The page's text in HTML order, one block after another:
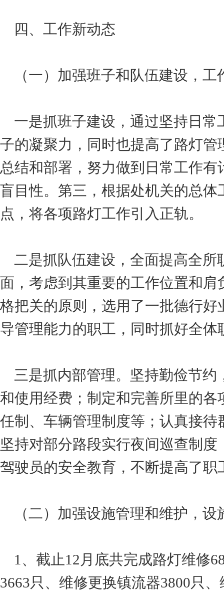
四、工作新动态
（一）加强班子和队伍建设，工
一是抓班子建设，通过坚持日常
子的凝聚力，同时也提高了路灯
总结和部署，努力做到日常工作
盲目性。第三，根据处机关的总
点，将各项路灯工作引入正轨。
二是抓队伍建设，全面提高全所
面，考虑到其重要的工作位置和
格把关的原则，选用了一批德行
导管理能力的职工，同时抓好全体
三是抓内部管理。坚持勤俭节约
和使用经费；制定和完善所里的
任制、车辆管理制度等；认真接
坚持对部分路段实行夜间巡查制
驾驶员的安全教育，不断提高了
（二）加强设施管理和维护，设
1、截止12月底共完成路灯维修
3663只、维修更换镇流器3800只